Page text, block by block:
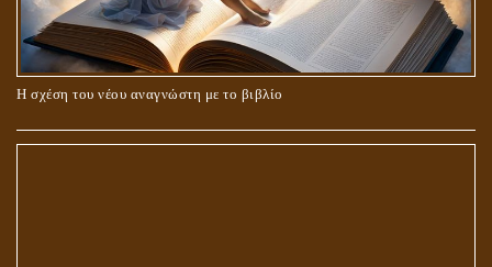
Η σχέση του νέου αναγνώστη με το βιβλίο